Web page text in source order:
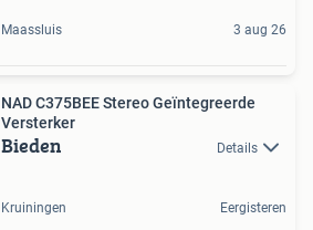
Maassluis 3 aug 26
NAD C375BEE Stereo Geïntegreerde
Versterker
Bieden Details
Kruiningen Eergisteren